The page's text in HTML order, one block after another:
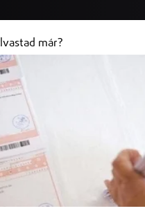
+36 (20) 316 3000
kosárlabda NB I/B-ben!
már?